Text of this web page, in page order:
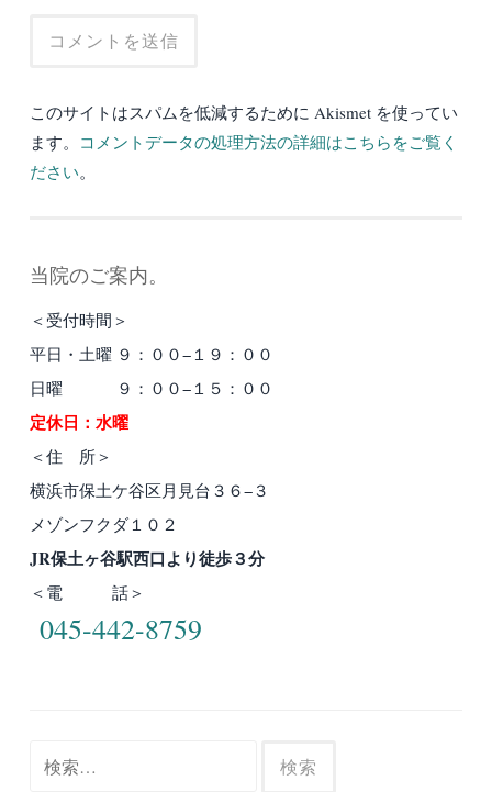
このサイトはスパムを低減するために Akismet を使ってい
ます。 コメントデータの処理方法の詳細はこちらをご覧く
ださい。
当院のご案内。
＜受付時間＞
平日・土曜 ９：００−１９：００
日曜 ９：００−１５：００
定休日：水曜
＜住 所＞
横浜市保土ケ谷区月見台３６−３
メゾンフクダ１０２
JR保土ヶ谷駅西口より徒歩３分
＜電 話＞
045-442-8759